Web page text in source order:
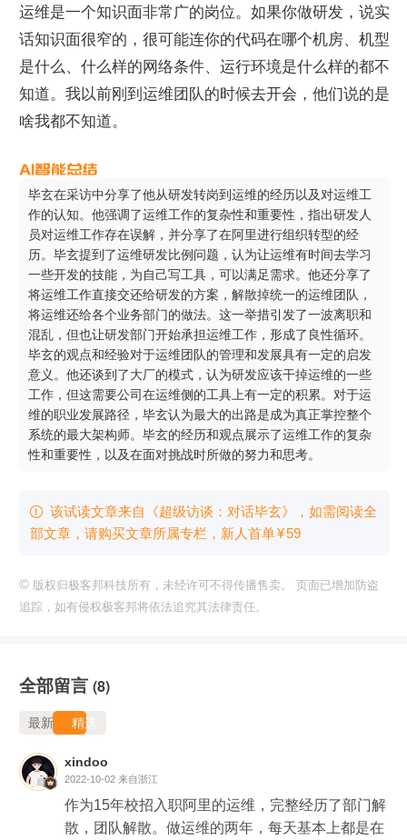
运维是一个知识面非常广的岗位。如果你做研发，说实
话知识面很窄的，很可能连你的代码在哪个机房、机型
是什么、什么样的网络条件、运行环境是什么样的都不
知道。我以前刚到运维团队的时候去开会，他们说的是
啥我都不知道。
毕玄在采访中分享了他从研发转岗到运维的经历以及对运维工
作的认知。他强调了运维工作的复杂性和重要性，指出研发人
员对运维工作存在误解，并分享了在阿里进行组织转型的经
历。毕玄提到了运维研发比例问题，认为让运维有时间去学习
一些开发的技能，为自己写工具，可以满足需求。他还分享了
将运维工作直接交还给研发的方案，解散掉统一的运维团队，
将运维还给各个业务部门的做法。这一举措引发了一波离职和
混乱，但也让研发部门开始承担运维工作，形成了良性循环。
毕玄的观点和经验对于运维团队的管理和发展具有一定的启发
意义。他还谈到了大厂的模式，认为研发应该干掉运维的一些
工作，但这需要公司在运维侧的工具上有一定的积累。对于运
维的职业发展路径，毕玄认为最大的出路是成为真正掌控整个
系统的最大架构师。毕玄的经历和观点展示了运维工作的复杂
性和重要性，以及在面对挑战时所做的努力和思考。
 该试读文章来自《超级访谈：对话毕玄》，如需阅读全
部文章，请购买文章所属专栏 ，新⼈⾸单¥59
© 版权归极客邦科技所有，未经许可不得传播售卖。 页面已增加防盗
追踪，如有侵权极客邦将依法追究其法律责任。
全部留言 (8)
最新 精选
xindoo
2022-10-02 来自浙江
作为15年校招入职阿里的运维，完整经历了部门解
散，团队解散。做运维的两年，每天基本上都是在